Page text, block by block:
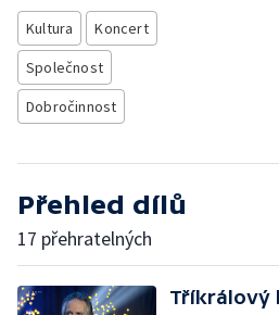
Kultura
Koncert
Společnost
Dobročinnost
Přehled dílů
17 přehratelných
Tříkrálový